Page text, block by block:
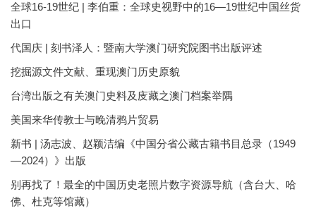
全球16-19世纪 | 李伯重：全球史视野中的16—19世纪中国丝货
出口
代国庆 | 刻书泽人：暨南大学澳门研究院图书出版评述
挖掘源文件文献、重现澳门历史原貌
台湾出版之有关澳门史料及庋藏之澳门档案举隅
美国来华传教士与晚清鸦片贸易
新书 | 汤志波、赵颖洁编《中国分省公藏古籍书目总录（1949
—2024）》出版
别再找了！最全的中国历史老照片数字资源导航（含台大、哈
佛、杜克等馆藏）